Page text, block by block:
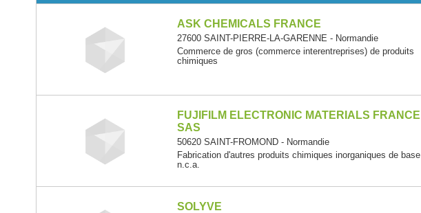
ASK CHEMICALS FRANCE
27600 SAINT-PIERRE-LA-GARENNE - Normandie
Commerce de gros (commerce interentreprises) de produits
chimiques
FUJIFILM ELECTRONIC MATERIALS FRANCE
SAS
50620 SAINT-FROMOND - Normandie
Fabrication d'autres produits chimiques inorganiques de base
n.c.a.
SOLYVE